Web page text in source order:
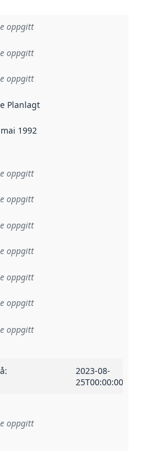
oppgitt
oppgitt
oppgitt
Planlagt
1992
oppgitt
oppgitt
oppgitt
oppgitt
oppgitt
oppgitt
oppgitt
:
2023-08-
25T00:00:00Z
til ei implementeringsregel eller
oppgitt